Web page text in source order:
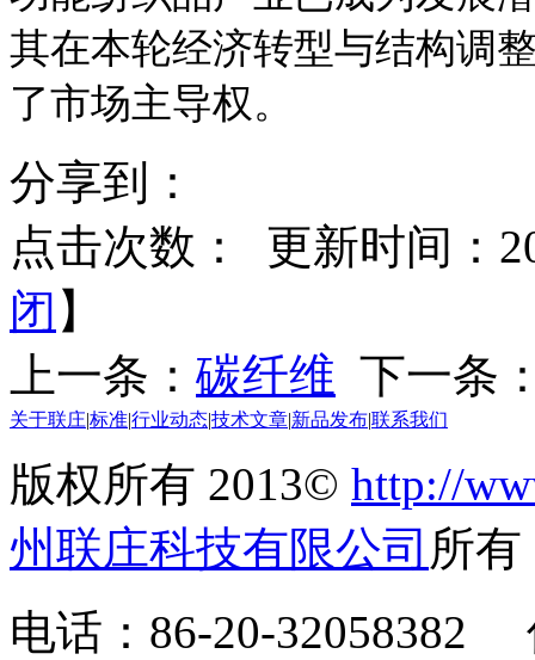
其在本轮经济转型与结构调
了市场主导权。
分享到：
点击次数：
更新时间：
闭 】
上一条： 碳纤维 下一条
关于联庄标准行业动态技术文章 新品发布联系我们
版权所有 2013© http://
州联庄科技有限公司 所
电话：86-20-32058382